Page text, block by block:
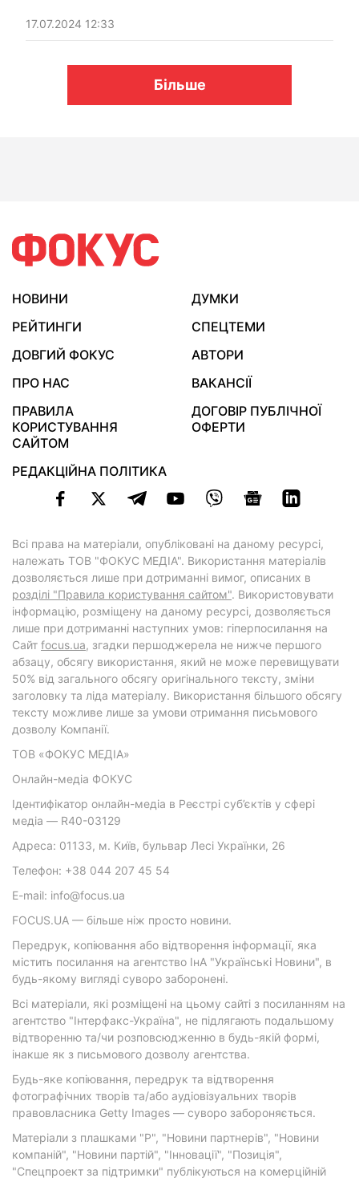
17.07.2024 12:33
Більше
НОВИНИ
ДУМКИ
РЕЙТИНГИ
СПЕЦТЕМИ
ДОВГИЙ ФОКУС
АВТОРИ
ПРО НАС
ВАКАНСІЇ
ПРАВИЛА
КОРИСТУВАННЯ
САЙТОМ
ДОГОВІР ПУБЛІЧНОЇ
ОФЕРТИ
РЕДАКЦІЙНА ПОЛІТИКА
Всі права на матеріали, опубліковані на даному ресурсі,
належать ТОВ "ФОКУС МЕДІА". Використання матеріалів
дозволяється лише при дотриманні вимог, описаних в
розділі "Правила користування сайтом". Використовувати
інформацію, розміщену на даному ресурсі, дозволяється
лише при дотриманні наступних умов: гіперпосилання на
Cайт focus.ua, згадки першоджерела не нижче першого
абзацу, обсягу використання, який не може перевищувати
50% від загального обсягу оригінального тексту, зміни
заголовку та ліда матеріалу. Використання більшого обсягу
тексту можливе лише за умови отримання письмового
дозволу Компанії.
ТОВ «ФОКУС МЕДІА»
Онлайн-медіа ФОКУС
Ідентифікатор онлайн-медіа в Реєстрі суб’єктів у сфері
медіа — R40-03129
Адреса: 01133, м. Київ, бульвар Лесі Українки, 26
Телефон: +38 044 207 45 54
E-mail: info@focus.ua
FOCUS.UA — більше ніж просто новини.
Передрук, копіювання або відтворення інформації, яка
містить посилання на агентство ІнА "Українські Новини", в
будь-якому вигляді суворо заборонені.
Всі матеріали, які розміщені на цьому сайті з посиланням на
агентство "Інтерфакс-Україна", не підлягають подальшому
відтворенню та/чи розповсюдженню в будь-якій формі,
інакше як з письмового дозволу агентства.
Будь-яке копіювання, передрук та відтворення
фотографічних творів та/або аудіовізуальних творів
правовласника Getty Images — суворо забороняється.
Матеріали з плашками "Р", "Новини партнерів", "Новини
компаній", "Новини партій", "Інновації", "Позиція",
"Спецпроект за підтримки" публікуються на комерційній